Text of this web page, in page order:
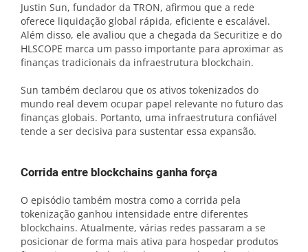
Justin Sun, fundador da TRON, afirmou que a rede
oferece liquidação global rápida, eficiente e escalável.
Além disso, ele avaliou que a chegada da Securitize e do
HLSCOPE marca um passo importante para aproximar as
finanças tradicionais da infraestrutura blockchain.
Sun também declarou que os ativos tokenizados do
mundo real devem ocupar papel relevante no futuro das
finanças globais. Portanto, uma infraestrutura confiável
tende a ser decisiva para sustentar essa expansão.
Corrida entre blockchains ganha força
O episódio também mostra como a corrida pela
tokenização ganhou intensidade entre diferentes
blockchains. Atualmente, várias redes passaram a se
posicionar de forma mais ativa para hospedar produtos